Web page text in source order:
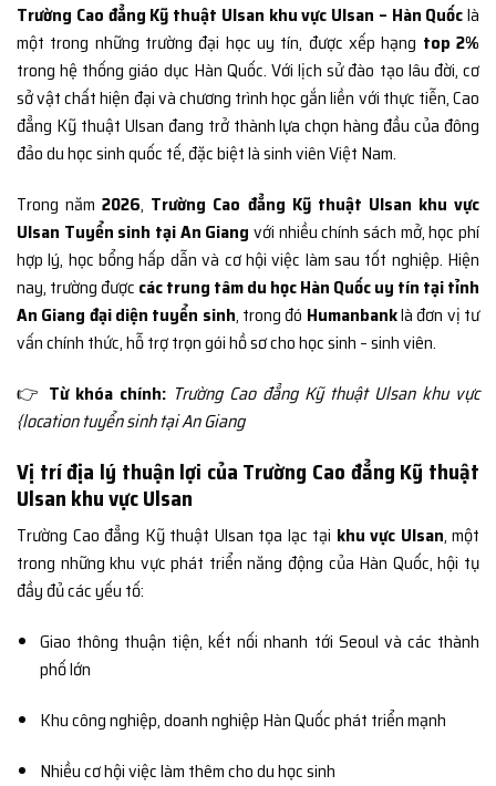
Trường Cao đẳng Kỹ thuật Ulsan khu vực Ulsan – Hàn Quốclà
một trong những trường đại học uy tín, được xếp hạng top 2%
trong hệ thống giáo dục Hàn Quốc. Với lịch sử đào tạo lâu đời, cơ
sở vật chất hiện đại và chương trình học gắn liền với thực tiễn, Cao
đẳng Kỹ thuật Ulsan đang trở thành lựa chọn hàng đầu của đông
đảo du học sinh quốc tế, đặc biệt là sinh viên Việt Nam.
Trong năm2026, Trường Cao đẳng Kỹ thuật Ulsan khu vực
Ulsan Tuyển sinh tại An Giang với nhiều chính sách mở, học phí
hợp lý, học bổng hấp dẫn và cơ hội việc làm sau tốt nghiệp. Hiện
nay, trường được các trung tâm du học Hàn Quốc uy tín tại tỉnh
An Giang đại diện tuyển sinh, trong đó Humanbanklà đơn vị tư
vấn chính thức, hỗ trợ trọn gói hồ sơ cho học sinh – sinh viên.
👉 Từ khóa chính: Trường Cao đẳng Kỹ thuật Ulsan khu vực
{location tuyển sinh tại An Giang
Vị trí địa lý thuận lợi của Trường Cao đẳng Kỹ thuật
Ulsan khu vực Ulsan
Trường Cao đẳng Kỹ thuật Ulsan tọa lạc tại khu vực Ulsan, một
trong những khu vực phát triển năng động của Hàn Quốc, hội tụ
đầy đủ các yếu tố:
Giao thông thuận tiện, kết nối nhanh tới Seoul và các thành
phố lớn
Khu công nghiệp, doanh nghiệp Hàn Quốc phát triển mạnh
Nhiều cơ hội việc làm thêm cho du học sinh